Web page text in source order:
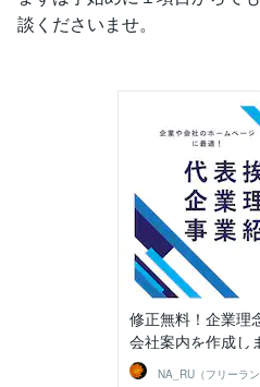
談くださいませ。
修正無料！企業理
会社案内を作成し